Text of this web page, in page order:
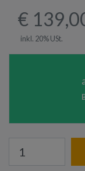
€
inkl. 20% USt.